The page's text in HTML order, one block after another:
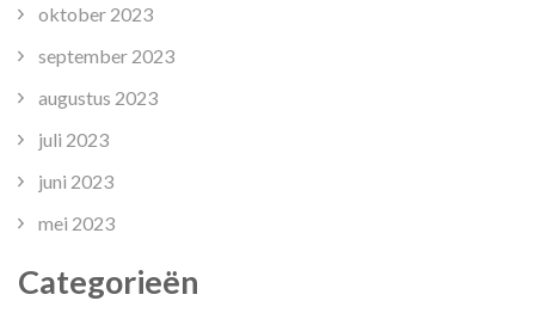
oktober 2023
september 2023
augustus 2023
juli 2023
juni 2023
mei 2023
Categorieën